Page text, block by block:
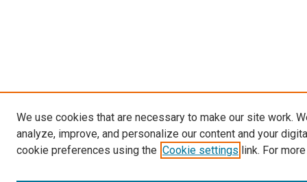
We use cookies that are necessary to make our site work.
analyze, improve, and personalize our content and your
cookie preferences using the Cookie settings link. For